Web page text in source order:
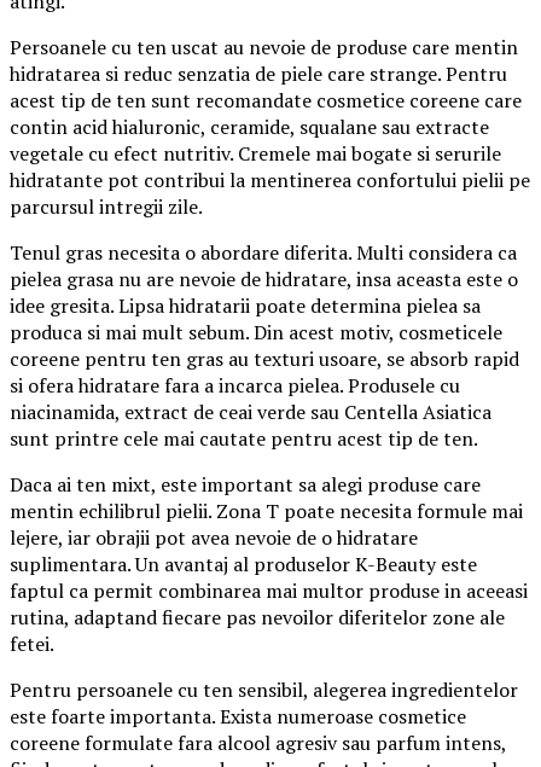
Persoanele cu ten uscat au nevoie de produse care mentin
hidratarea si reduc senzatia de piele care strange. Pentru
acest tip de ten sunt recomandate cosmetice coreene care
contin acid hialuronic, ceramide, squalane sau extracte
vegetale cu efect nutritiv. Cremele mai bogate si serurile
hidratante pot contribui la mentinerea confortului pielii pe
parcursul intregii zile.
Tenul gras necesita o abordare diferita. Multi considera ca
pielea grasa nu are nevoie de hidratare, insa aceasta este o
idee gresita. Lipsa hidratarii poate determina pielea sa
produca si mai mult sebum. Din acest motiv, cosmeticele
coreene pentru ten gras au texturi usoare, se absorb rapid
si ofera hidratare fara a incarca pielea. Produsele cu
niacinamida, extract de ceai verde sau Centella Asiatica
sunt printre cele mai cautate pentru acest tip de ten.
Daca ai ten mixt, este important sa alegi produse care
mentin echilibrul pielii. Zona T poate necesita formule mai
lejere, iar obrajii pot avea nevoie de o hidratare
suplimentara. Un avantaj al produselor K-Beauty este
faptul ca permit combinarea mai multor produse in aceeasi
rutina, adaptand fiecare pas nevoilor diferitelor zone ale
fetei.
Pentru persoanele cu ten sensibil, alegerea ingredientelor
este foarte importanta. Exista numeroase cosmetice
coreene formulate fara alcool agresiv sau parfum intens,